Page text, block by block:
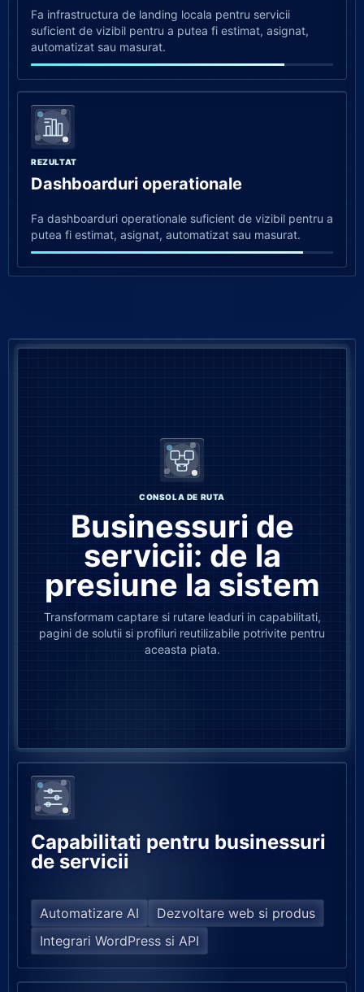
Fa infrastructura de landing locala pentru servicii
suficient de vizibil pentru a putea fi estimat, asignat,
automatizat sau masurat.
REZULTAT
Dashboarduri operationale
Fa dashboarduri operationale suficient de vizibil pentru a
putea fi estimat, asignat, automatizat sau masurat.
CONSOLA DE RUTA
Businessuri de
servicii: de la
presiune la sistem
Transformam captare si rutare leaduri in capabilitati,
pagini de solutii si profiluri reutilizabile potrivite pentru
aceasta piata.
Capabilitati pentru businessuri
de servicii
Automatizare AI
Dezvoltare web si produs
Integrari WordPress si API